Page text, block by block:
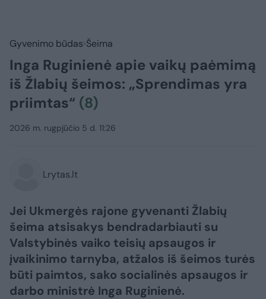
Gyvenimo būdas Šeima
Inga Ruginienė apie vaikų paėmimą
iš Žlabių šeimos: „Sprendimas yra
priimtas“ (8)
2026 m. rugpjūčio 5 d. 11:26
Lrytas.lt
Jei Ukmergės rajone gyvenanti Žlabių
šeima atsisakys bendradarbiauti su
Valstybinės vaiko teisių apsaugos ir
įvaikinimo tarnyba, atžalos iš šeimos turės
būti paimtos, sako socialinės apsaugos ir
darbo ministrė Inga Ruginienė.